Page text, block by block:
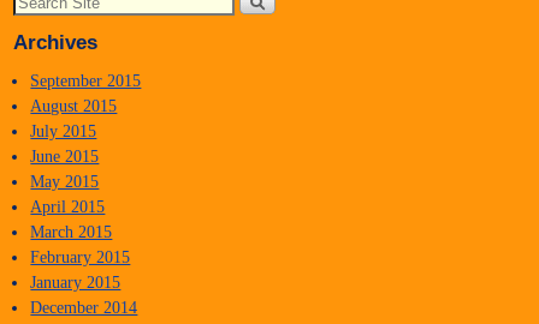
Archives
September 2015
August 2015
July 2015
June 2015
May 2015
April 2015
March 2015
February 2015
January 2015
December 2014